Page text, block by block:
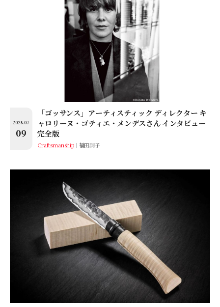
2025.07
09
「ゴッサンス」アーティスティック ディレクター キ
ャロリーヌ・ゴティエ・メンデスさん インタビュー
完全版
Craftsmanship 福田詞子